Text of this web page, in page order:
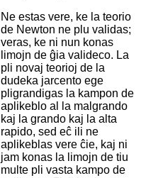
Ne estas vere, ke la teorio
de Newton ne plu validas;
veras, ke ni nun konas
limojn de ĝia valideco. La
pli novaj teorioj de la
dudeka jarcento ege
pligrandigas la kampon de
aplikeblo al la malgrando
kaj la grando kaj la alta
rapido, sed eĉ ili ne
aplikeblas vere ĉie, kaj ni
jam konas la limojn de tiu
multe pli vasta kampo de